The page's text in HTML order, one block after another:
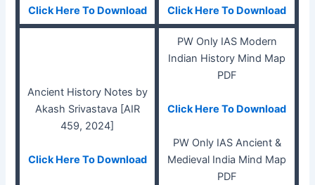
Click Here To Download Click Here To Download
Ancient History Notes by
Akash Srivastava [AIR
459, 2024]
Click Here To Download
PW Only IAS Modern
Indian History Mind Map
PDF
Click Here To Download
PW Only IAS Ancient &
Medieval India Mind Map
PDF